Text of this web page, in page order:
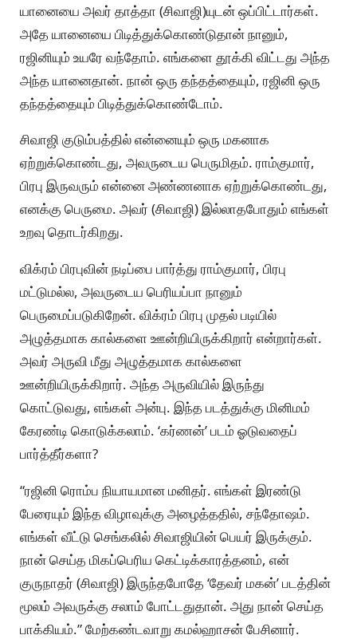
யானையை அவர் தாத்தா (சிவாஜி)யுடன் ஒப்பிட்டார்கள்.
அதே யானையை பிடித்துக்கொண்டுதான் நானும்,
ரஜினியும் உயரே வந்தோம். எங்களை தூக்கி விட்டது அந்த
அந்த யானைதான். நான் ஒரு தந்தத்தையும், ரஜினி ஒரு
தந்தத்தையும் பிடித்துக்கொண்டோம்.
சிவாஜி குடும்பத்தில் என்னையும் ஒரு மகனாக
ஏற்றுக்கொண்டது, அவருடைய பெருமிதம். ராம்குமார்,
பிரபு இருவரும் என்னை அண்ணனாக ஏற்றுக்கொண்டது,
எனக்கு பெருமை. அவர் (சிவாஜி) இல்லாதபோதும் எங்கள்
உறவு தொடர்கிறது.
விக்ரம் பிரபுவின் நடிப்பை பார்த்து ராம்குமார், பிரபு
மட்டுமல்ல, அவருடைய பெரியப்பா நானும்
பெருமைப்படுகிறேன். விக்ரம் பிரபு முதல் படியில்
அழுத்தமாக கால்களை ஊன்றியிருக்கிறார் என்றார்கள்.
அவர் அருவி மீது அழுத்தமாக கால்களை
ஊன்றியிருக்கிறார். அந்த அருவியில் இருந்து
கொட்டுவது, எங்கள் அன்பு. இந்த படத்துக்கு மினிமம்
கேரண்டி கொடுக்கலாம். ‘கர்ணன்’ படம் ஓடுவதைப்
பார்த்தீர்களா?
“ரஜினி ரொம்ப நியாயமான மனிதர். எங்கள் இரண்டு
பேரையும் இந்த விழாவுக்கு அழைத்ததில், சந்தோஷம்.
எங்கள் வீட்டு செங்கலில் சிவாஜியின் பெயர் இருக்கும்.
நான் செய்த மிகப்பெரிய கெட்டிக்காரத்தனம், என்
குருநாதர் (சிவாஜி) இருந்தபோதே ‘தேவர் மகன்’ படத்தின்
மூலம் அவருக்கு சலாம் போட்டதுதான். அது நான் செய்த
பாக்கியம்.” மேற்கண்டவாறு கமல்ஹாசன் பேசினார்.